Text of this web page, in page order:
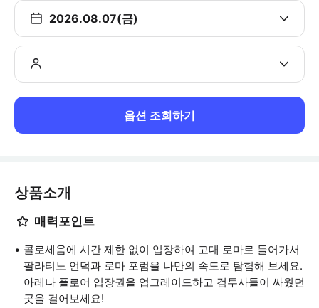
2026.08.07(금)
옵션 조회하기
상품소개
매력포인트
콜로세움에 시간 제한 없이 입장하여 고대 로마로 들어가서
팔라티노 언덕과 로마 포럼을 나만의 속도로 탐험해 보세요.
아레나 플로어 입장권을 업그레이드하고 검투사들이 싸웠던
곳을 걸어보세요!